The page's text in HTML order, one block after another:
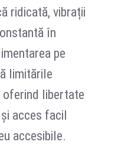
ridicată, vibrații
în
pe
limitările
oferind libertate
acces facil
accesibile.